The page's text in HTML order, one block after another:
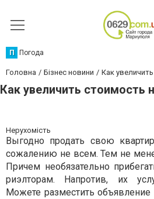
П Погода
Головна Бізнес новини Как
Как увеличить стоимость
Нерухомість
Выгодно продать свою
сожалению не всем. Тем не
Причем необязательно
риэлторам. Напротив, их
Можете разместить объявление